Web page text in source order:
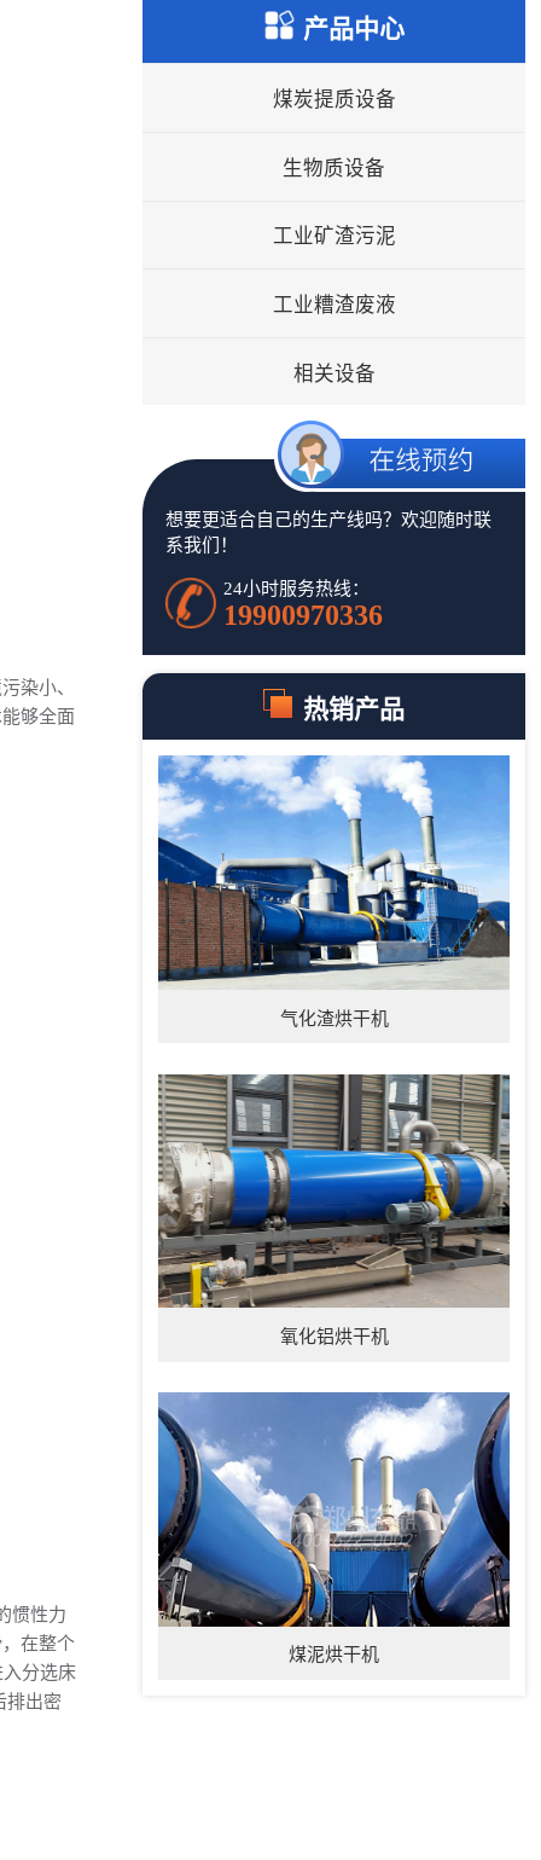
染小、
够全面
惯性力
在整个
分选床
排出密
产品中心
煤炭提质设备
生物质设备
工业矿渣污泥
工业糟渣废液
相关设备
想要更适合自己的生产线吗？欢迎随时联
系我们！
24小时服务热线：
19900970336
热销产品
气化渣烘干机
氧化铝烘干机
煤泥烘干机